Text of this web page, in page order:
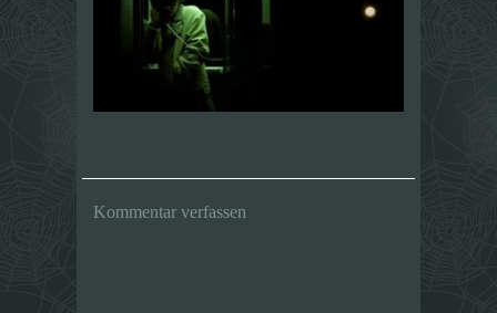
Kommentar verfassen